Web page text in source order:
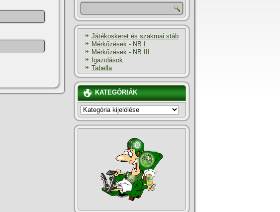
Játékoskeret és szakmai stáb
Mérkőzések - NB I
Mérkőzések - NB III
Igazolások
Tabella
KATEGÓRIÁK
KATEGÓRIÁK